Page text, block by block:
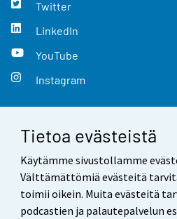
Tietoa evästeistä
Käytämme sivustollamme
Välttämättömiä evästeitä
toimii oikein. Muita evästeitä
podcastien ja palautepalvelun
Twitter
LinkedIn
YouTube
Instagram
Yhteystiedot
Palaute
Käyttöehdot